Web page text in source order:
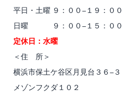
平日・土曜 ９：００−１９：００
日曜 ９：００−１５：００
定休日：水曜
＜住 所＞
横浜市保土ケ谷区月見台３６−３
メゾンフクダ１０２